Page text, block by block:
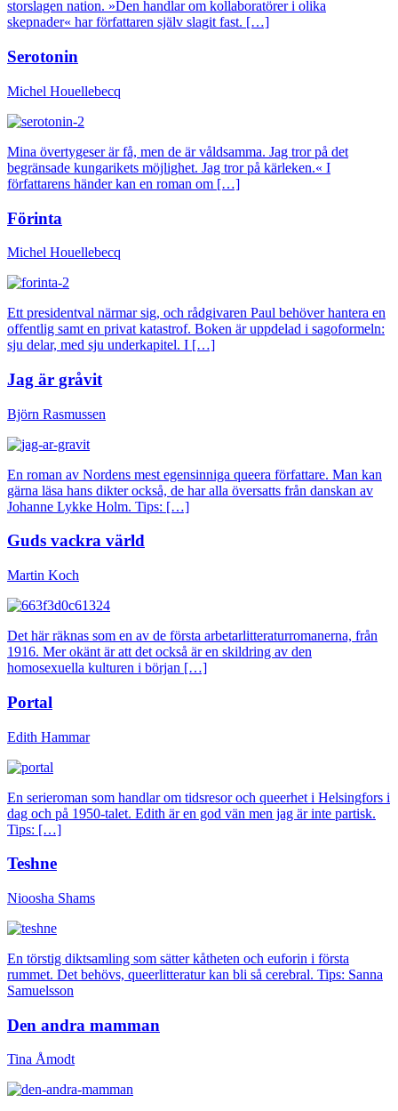
storslagen nation. »Den handlar om kollaboratörer i olika
skepnader« har författaren själv slagit fast. […]
Serotonin
Michel Houellebecq
Mina övertygeser är få, men de är våldsamma. Jag tror på det
begränsade kungarikets möjlighet. Jag tror på kärleken.« I
författarens händer kan en roman om […]
Förinta
Michel Houellebecq
Ett presidentval närmar sig, och rådgivaren Paul behöver hantera en
offentlig samt en privat katastrof. Boken är uppdelad i sagoformeln:
sju delar, med sju underkapitel. I […]
Jag är gråvit
Björn Rasmussen
En roman av Nordens mest egensinniga queera författare. Man kan
gärna läsa hans dikter också, de har alla översatts från danskan av
Johanne Lykke Holm. Tips: […]
Guds vackra värld
Martin Koch
Det här räknas som en av de första arbetarlitteraturromanerna, från
1916. Mer okänt är att det också är en skildring av den
homosexuella kulturen i början […]
Portal
Edith Hammar
En serieroman som handlar om tidsresor och queerhet i Helsingfors i
dag och på 1950-talet. Edith är en god vän men jag är inte partisk.
Tips: […]
Teshne
Nioosha Shams
En törstig diktsamling som sätter kåtheten och euforin i första
rummet. Det behövs, queerlitteratur kan bli så cerebral. Tips: Sanna
Samuelsson
Den andra mamman
Tina Åmodt